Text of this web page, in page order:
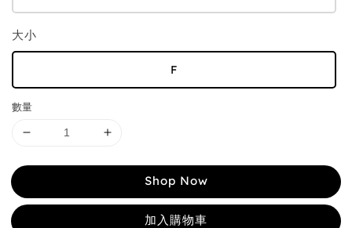
大小
F
數量
Shop Now
加入購物車